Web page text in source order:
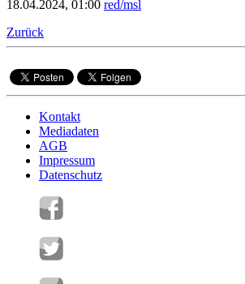
18.04.2024, 01:00 red/msl
Zurück
Kontakt
Mediadaten
AGB
Impressum
Datenschutz